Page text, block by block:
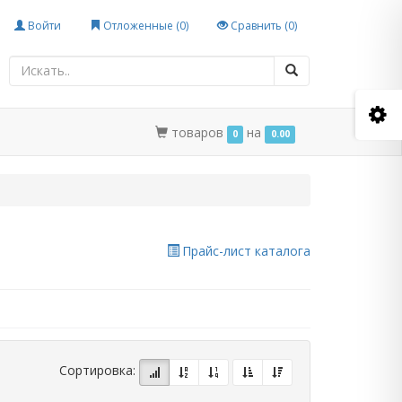
Войти Отложенные (0) Сравнить (0)
товаров 0 на 0.00
Прайс-лист каталога
Сортировка: